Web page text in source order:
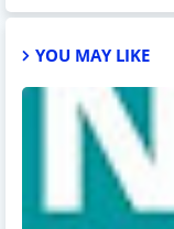
YOU MAY LIKE